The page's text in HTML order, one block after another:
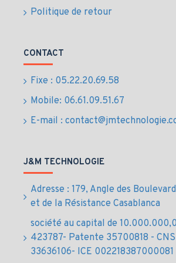
Avantages et
du SSD 2TB CX2
TeamGroup
Optimise le démarrage du
chargement rapide des
Installation facile avec support
disponible au Maroc
Livraison sécurisée partout au
Prix au Maroc
Disque dur
Politique de retour
CONTACT
Fixe : 05.22.20.69.58
Mobile: 06.61.09.51.67
E-mail :
J&M TECHNOLOGIE
Adresse : 179, Angle des
et de la Résistance Casablanca
société au capital de
423787- Patente 35700818 -
33636106- ICE 002218387000081